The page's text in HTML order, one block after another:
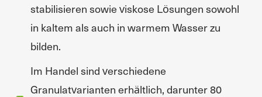
stabilisieren sowie viskose Lösungen sowohl
in kaltem als auch in warmem Wasser zu
bilden.
Im Handel sind verschiedene
Granulatvarianten erhältlich, darunter 80